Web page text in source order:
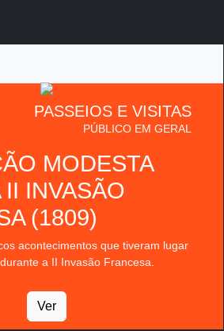
PASSEIOS E VISITAS
PÚBLICO EM GERAL
MODESTA
II INVASÃO
(1809)
acontecimentos que tiveram lugar
a II Invasão Francesa.
Ver